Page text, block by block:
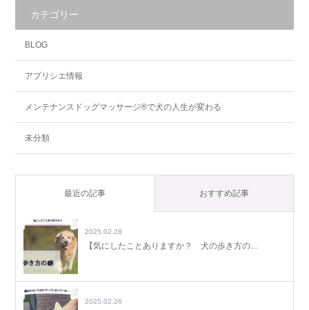
カテゴリー
BLOG
アプリシエ情報
メンテナンスドッグマッサージ®で犬の人生が変わる
未分類
最近の記事 おすすめ記事
2025.02.28
【気にしたことありますか？ 犬の歩き方の…
2025.02.26